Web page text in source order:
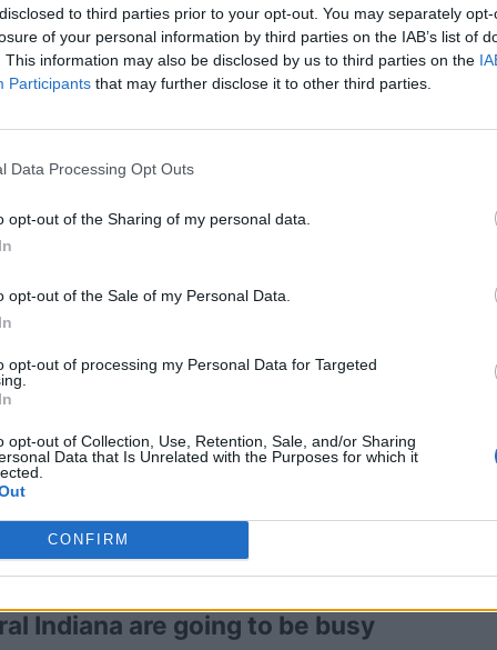
to third parties prior to your opt-out. You may separately
of your personal information by third parties on the IAB’s list of
This information may also be disclosed by us to third parties on the
Participants that may further disclose it to other third parties.
Data Processing Opt Outs
opt-out of the Sharing of my personal data.
opt-out of the Sale of my Personal Data.
opt-out of processing my Personal Data for Targeted
opt-out of Collection, Use, Retention, Sale, and/or Sharing
Data that Is Unrelated with the Purposes for which it
CONFIRM
drive according to the conditions as the
dkL0n7eKFV
οδηγούν με λεβιέ ταχυτήτων!
τη σφοδρότητα και την έκταση του
υπήρξαν σοβαροί τραυματισμοί. Όλοι οι
σε αυτό που πολλοί χαρακτήρισαν ως
Indiana are going to be busy